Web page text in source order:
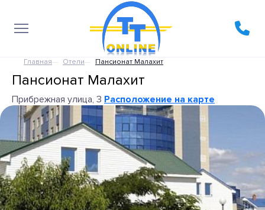
Главная Отели Пансионат Малахит
Пансионат Малахит
Прибрежная улица, 3 Расположение на карте